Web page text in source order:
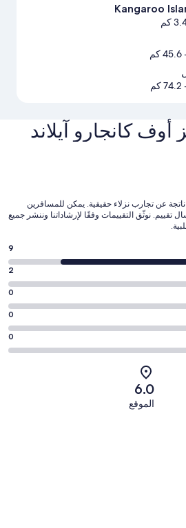
Kangaroo
كم
كم
عن تجارب نزلاء حقيقية. يمكن للمسافرين
تقييم. نوثّق التقييمات وفقًا لإرشاداتنا وننشر جميع
9
2
0
0
0
6.0
الموقع